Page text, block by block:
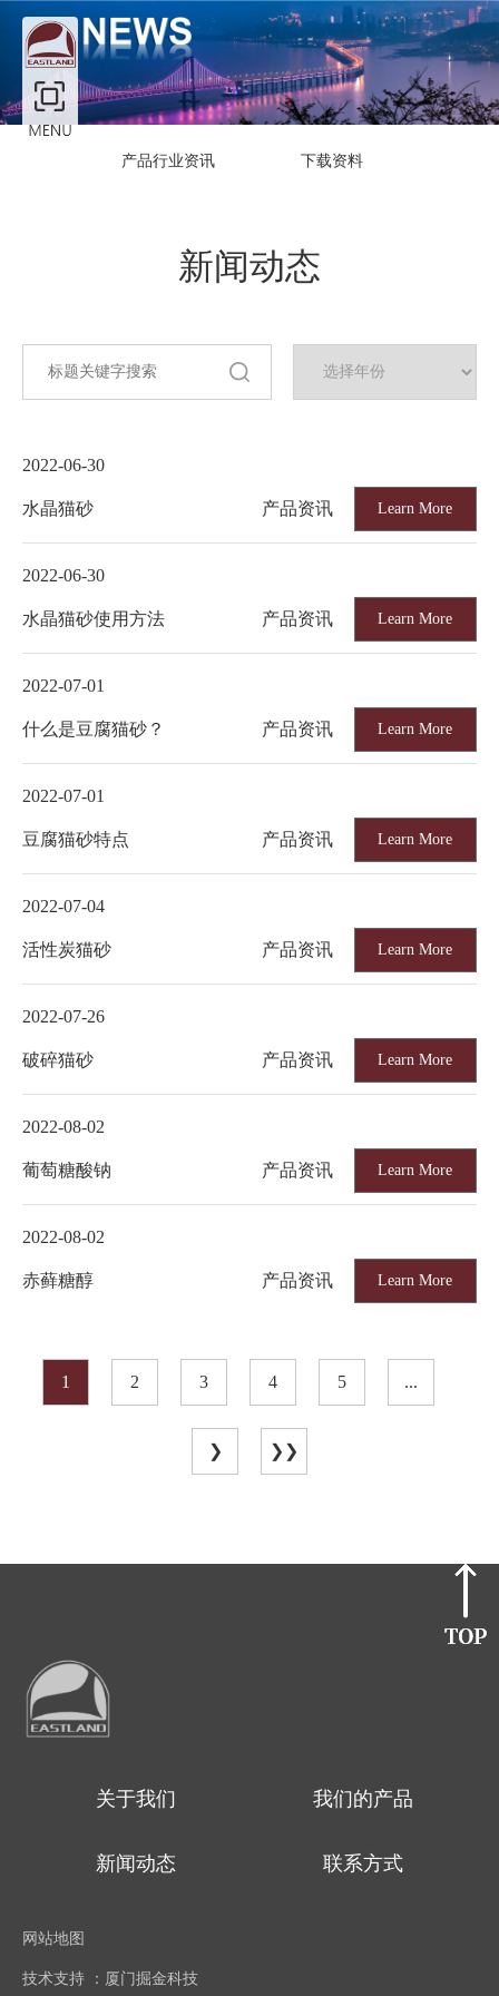
产品行业资讯 下载资料
新闻动态
2022-06-30
水晶猫砂 产品资讯 Learn More
2022-06-30
水晶猫砂使用方法 产品资讯 Learn More
2022-07-01
什么是豆腐猫砂？ 产品资讯 Learn More
2022-07-01
豆腐猫砂特点 产品资讯 Learn More
2022-07-04
活性炭猫砂 产品资讯 Learn More
2022-07-26
破碎猫砂 产品资讯 Learn More
2022-08-02
葡萄糖酸钠 产品资讯 Learn More
2022-08-02
赤藓糖醇 产品资讯 Learn More
1 2 3 4 5 ...
❯ ❯❯
关于我们 我们的产品
新闻动态 联系方式
网站地图
技术支持 ：厦门掘金科技